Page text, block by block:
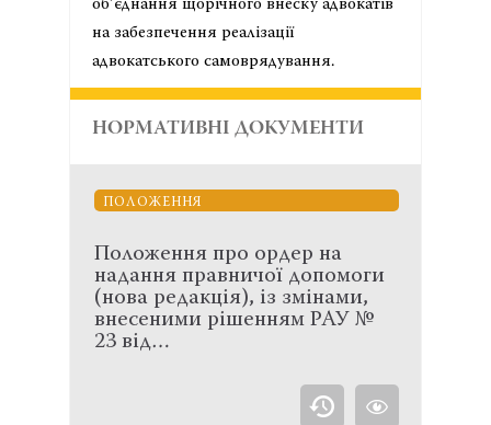
об’єднання щорічного внеску адвокатів
на забезпечення реалізації
адвокатського самоврядування.
НОРМАТИВНІ ДОКУМЕНТИ
ПОЛОЖЕННЯ
Положення про ордер на
надання правничої допомоги
(нова редакція), із змінами,
внесеними рішенням РАУ №
23 від…